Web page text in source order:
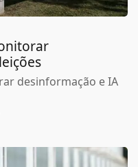
desinformação e IA